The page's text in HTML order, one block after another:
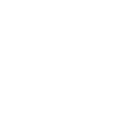
diğer gönderilere göz atın.